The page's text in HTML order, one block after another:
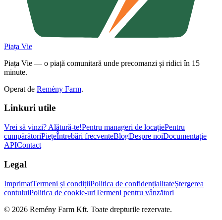
Piața Vie
Piața Vie — o piață comunitară unde precomanzi și ridici în 15
minute.
Operat de Remény Farm.
Linkuri utile
Vrei să vinzi? Alătură-te!Pentru manageri de locațiePentru
cumpărătoriPiețeÎntrebări frecventeBlogDespre noiDocumentație
APIContact
Legal
ImprimatTermeni și condițiiPolitica de confidențialitateȘtergerea
contuluiPolitica de cookie-uriTermeni pentru vânzători
© 2026 Remény Farm Kft. Toate drepturile rezervate.